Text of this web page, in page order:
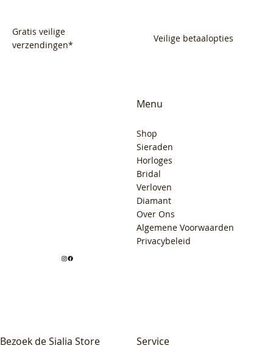
Gratis veilige
verzendingen*
Veilige betaalopties
Bezoek de Sialia Store
Menu
Shop
Sieraden
Horloges
Bridal
Verloven
Diamant
Over Ons
Algemene Voorwaarden
Privacybeleid
Service